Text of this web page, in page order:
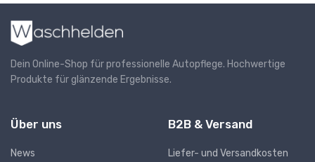
Dein Online-Shop für professionelle Autopflege. Hochwertige
Produkte für glänzende Ergebnisse.
Über uns
News
B2B & Versand
Liefer- und Versandkosten